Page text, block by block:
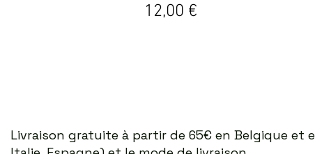
Prix
12,00 €
Livraison gratuite à partir de 65€ en Belgique et